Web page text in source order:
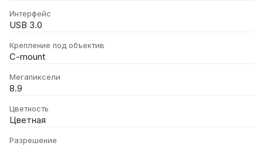
Интерфейс
USB 3.0
Крепление под объектив
C-mount
Мегапиксели
8.9
Цветность
Цветная
Разрешение